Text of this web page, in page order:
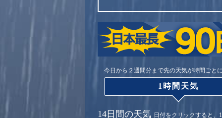
今日から２週間分まで先の天気が時間ごと
1時間天気
14日間の天気 日付をクリックすると